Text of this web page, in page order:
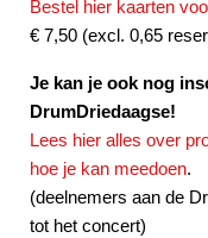
Bestel hier kaarten
€ 7,50 (excl. 0,65
Je kan je ook nog
DrumDriedaagse!
Lees hier alles over
hoe je kan meedoen.
(deelnemers aan de
tot het concert)